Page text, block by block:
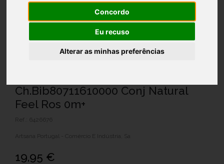
Concordo
Eu recuso
Alterar as minhas preferências
Ch.Bib80711610000 Conj Natural
Feel Ros 0m+
Ref.: 6426676
Artsana Portugal - Comércio E Indústria, Sa
19,95 €